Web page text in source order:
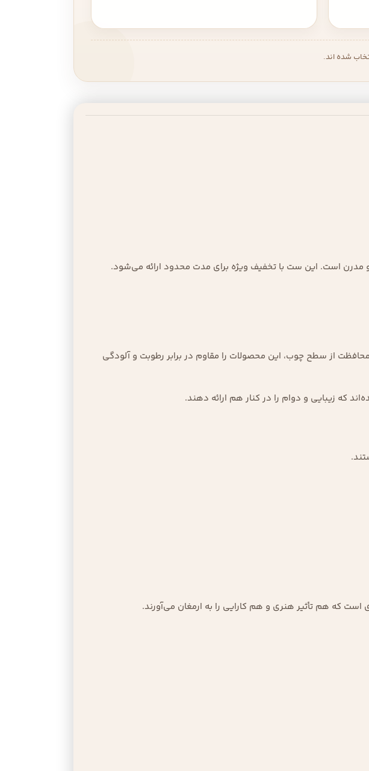
شده اند.
مدرن است. این ست با تخفیف ویژه برای مدت محدود ارائه می‌شود.
از سطح چوب، این محصولات را مقاوم در برابر رطوبت و آلودگی
زیبایی و دوام را در کنار هم ارائه دهند.
است که هم تأثیر هنری و هم کارایی را به ارمغان می‌آورند.